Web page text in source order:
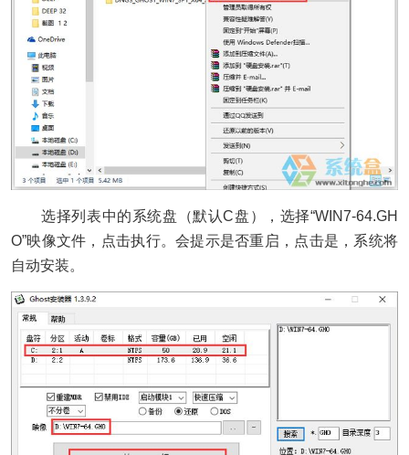
选择列表中的系统盘（默认C盘），选择“WIN7-64.GH
O”映像文件，点击执行。会提示是否重启，点击是，系统将
自动安装。